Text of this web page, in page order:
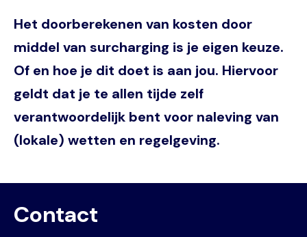
Het doorberekenen van kosten door
middel van surcharging is je eigen keuze.
Of en hoe je dit doet is aan jou. Hiervoor
geldt dat je te allen tijde zelf
verantwoordelijk bent voor naleving van
(lokale) wetten en regelgeving.
Contact